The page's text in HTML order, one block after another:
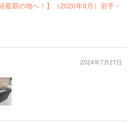
最期の地へ！】（2020年9月）岩手・
2024年7月27日